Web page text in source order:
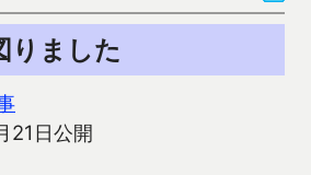
りました
21日公開